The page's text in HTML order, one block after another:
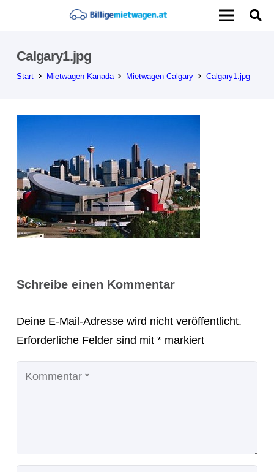
Calgary1.jpg
Start Mietwagen Kanada Mietwagen Calgary Calgary1.jpg
Schreibe einen Kommentar
Deine E-Mail-Adresse wird nicht veröffentlicht.
Erforderliche Felder sind mit * markiert